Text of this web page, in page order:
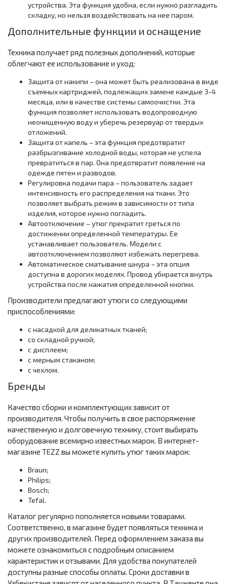
устройства. Эта функция удобна, если нужно разгладить
складку, но нельзя воздействовать на нее паром.
Дополнительные функции и оснащение
Техника получает ряд полезных дополнений, которые
облегчают ее использование и уход:
Защита от накипи – она может быть реализована в виде
съемных картриджей, подлежащих замене каждые 3-4
месяца, или в качестве системы самоочистки. Эта
функция позволяет использовать водопроводную
неочищенную воду и уберечь резервуар от твердых
отложений.
Защита от капель – эта функция предотвратит
разбрызгивание холодной воды, которая не успела
превратиться в пар. Она предотвратит появление на
одежде пятен и разводов.
Регулировка подачи пара – пользователь задает
интенсивность его распределения на ткани. Это
позволяет выбрать режим в зависимости от типа
изделия, которое нужно погладить.
Автоотключение – утюг прекратит греться по
достижении определенной температуры. Ее
устанавливает пользователь. Модели с
автоотключением позволяют избежать перегрева.
Автоматическое сматывание шнура – эта опция
доступна в дорогих моделях. Провод убирается внутрь
устройства после нажатия определенной кнопки.
Производители предлагают утюги со следующими
приспособлениями:
с насадкой для деликатных тканей;
со складной ручкой;
с дисплеем;
с мерным стаканом;
с чехлом.
Бренды
Качество сборки и комплектующих зависит от
производителя. Чтобы получить в свое распоряжение
качественную и долговечную технику, стоит выбирать
оборудование всемирно известных марок. В интернет-
магазине TEZZ вы можете купить утюг таких марок:
Braun;
Philips;
Bosch;
Tefal.
Каталог регулярно пополняется новыми товарами.
Соответственно, в магазине будет появляться техника и
других производителей. Перед оформлением заказа вы
можете ознакомиться с подробным описанием
характеристик и отзывами. Для удобства покупателей
доступны разные способы оплаты. Сроки доставки в